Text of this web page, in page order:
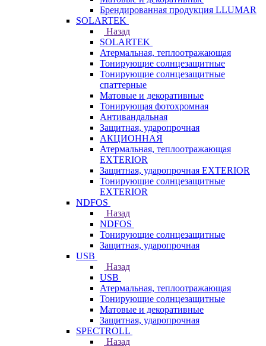
Брендированная продукция LLUMAR
SOLARTEK
Назад
SOLARTEK
Атермальная, теплоотражающая
Тонирующие солнцезащитные
Тонирующие солнцезащитные
спаттерные
Матовые и декоративные
Тонирующая фотохромная
Антивандальная
Защитная, ударопрочная
АКЦИОННАЯ
Атермальная, теплоотражающая
EXTERIOR
Защитная, ударопрочная EXTERIOR
Тонирующие солнцезащитные
EXTERIOR
NDFOS
Назад
NDFOS
Тонирующие солнцезащитные
Защитная, ударопрочная
USB
Назад
USB
Атермальная, теплоотражающая
Тонирующие солнцезащитные
Матовые и декоративные
Защитная, ударопрочная
SPECTROLL
Назад